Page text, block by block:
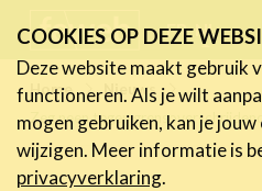
links
Jump
to
navigation
FR NL
Home
Nieuws
Zeg neen tegen
Nieuws
COOKIES OP DEZE
Deze website maakt gebruik
functioneren. Als je wilt
mogen gebruiken, kan je
wijzigen. Meer informatie is
privacyverklaring.